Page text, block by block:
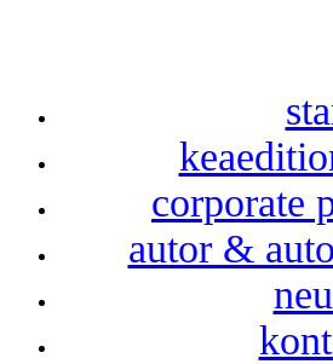
corporate
autor &